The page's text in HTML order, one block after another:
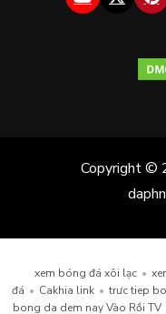
Copyright ©
xem bóng đá xôi lạc •
đá • Cakhia link • trưc tiep
bong da dem nay Vào Rồi TV